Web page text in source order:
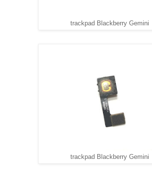
trackpad Blackberry Gemini
trackpad Blackberry Gemini